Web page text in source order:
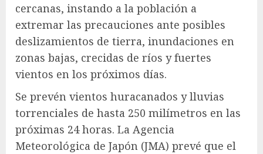
cercanas, instando a la población a
extremar las precauciones ante posibles
deslizamientos de tierra, inundaciones en
zonas bajas, crecidas de ríos y fuertes
vientos en los próximos días.
Se prevén vientos huracanados y lluvias
torrenciales de hasta 250 milímetros en las
próximas 24 horas. La Agencia
Meteorológica de Japón (JMA) prevé que el